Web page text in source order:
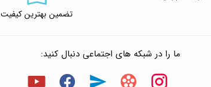
تضمین بهترین کیفیت
ما را در شبکه های اجتماعی دنبال کنید: